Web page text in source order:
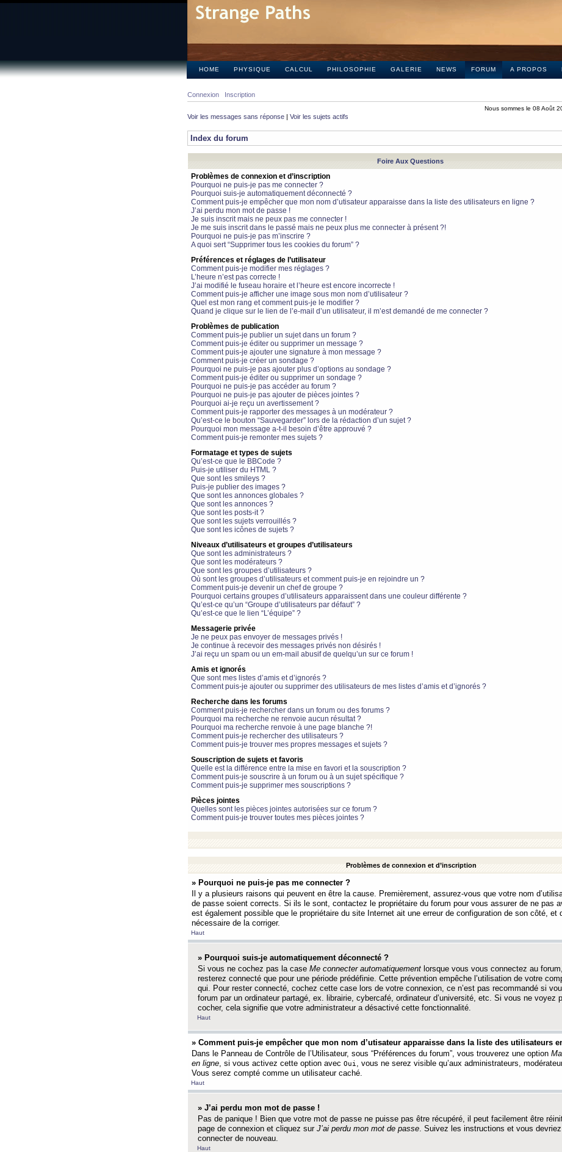
HOME PHYSIQUE CALCUL PHILOSOPHIE GALERIE NEWS FORUM A PROPOS
Connexion Inscription
Nous sommes le 08 Août
Voir les messages sans réponse | Voir les sujets actifs
Index du forum
Foire Aux Questions
Problèmes de connexion et d’inscription
Pourquoi ne puis-je pas me connecter ?
Pourquoi suis-je automatiquement déconnecté ?
Comment puis-je empêcher que mon nom d’utisateur apparaisse dans la liste des utilisateurs en ligne ?
J’ai perdu mon mot de passe !
Je suis inscrit mais ne peux pas me connecter !
Je me suis inscrit dans le passé mais ne peux plus me connecter à présent ?!
Pourquoi ne puis-je pas m’inscrire ?
A quoi sert “Supprimer tous les cookies du forum” ?
Préférences et réglages de l’utilisateur
Comment puis-je modifier mes réglages ?
L’heure n’est pas correcte !
J’ai modifié le fuseau horaire et l’heure est encore incorrecte !
Comment puis-je afficher une image sous mon nom d’utilisateur ?
Quel est mon rang et comment puis-je le modifier ?
Quand je clique sur le lien de l’e-mail d’un utilisateur, il m’est demandé de me connecter ?
Problèmes de publication
Comment puis-je publier un sujet dans un forum ?
Comment puis-je éditer ou supprimer un message ?
Comment puis-je ajouter une signature à mon message ?
Comment puis-je créer un sondage ?
Pourquoi ne puis-je pas ajouter plus d’options au sondage ?
Comment puis-je éditer ou supprimer un sondage ?
Pourquoi ne puis-je pas accéder au forum ?
Pourquoi ne puis-je pas ajouter de pièces jointes ?
Pourquoi ai-je reçu un avertissement ?
Comment puis-je rapporter des messages à un modérateur ?
Qu’est-ce le bouton “Sauvegarder” lors de la rédaction d’un sujet ?
Pourquoi mon message a-t-il besoin d’être approuvé ?
Comment puis-je remonter mes sujets ?
Formatage et types de sujets
Qu’est-ce que le BBCode ?
Puis-je utiliser du HTML ?
Que sont les smileys ?
Puis-je publier des images ?
Que sont les annonces globales ?
Que sont les annonces ?
Que sont les posts-it ?
Que sont les sujets verrouillés ?
Que sont les icônes de sujets ?
Niveaux d’utilisateurs et groupes d’utilisateurs
Que sont les administrateurs ?
Que sont les modérateurs ?
Que sont les groupes d’utilisateurs ?
Où sont les groupes d’utilisateurs et comment puis-je en rejoindre un ?
Comment puis-je devenir un chef de groupe ?
Pourquoi certains groupes d’utilisateurs apparaissent dans une couleur différente ?
Qu’est-ce qu’un “Groupe d’utilisateurs par défaut” ?
Qu’est-ce que le lien “L’équipe” ?
Messagerie privée
Je ne peux pas envoyer de messages privés !
Je continue à recevoir des messages privés non désirés !
J’ai reçu un spam ou un em-mail abusif de quelqu’un sur ce forum !
Amis et ignorés
Que sont mes listes d’amis et d’ignorés ?
Comment puis-je ajouter ou supprimer des utilisateurs de mes listes d’amis et d’ignorés ?
Recherche dans les forums
Comment puis-je rechercher dans un forum ou des forums ?
Pourquoi ma recherche ne renvoie aucun résultat ?
Pourquoi ma recherche renvoie à une page blanche ?!
Comment puis-je rechercher des utilisateurs ?
Comment puis-je trouver mes propres messages et sujets ?
Souscription de sujets et favoris
Quelle est la différence entre la mise en favori et la souscription ?
Comment puis-je souscrire à un forum ou à un sujet spécifique ?
Comment puis-je supprimer mes souscriptions ?
Pièces jointes
Quelles sont les pièces jointes autorisées sur ce forum ?
Comment puis-je trouver toutes mes pièces jointes ?
Problèmes de connexion et d’inscription
» Pourquoi ne puis-je pas me connecter ?
Il y a plusieurs raisons qui peuvent en être la cause. Premièrement, assurez-vous que votre nom
de passe soient corrects. Si ils le sont, contactez le propriétaire du forum pour vous assurer de ne pas
est également possible que le propriétaire du site Internet ait une erreur de configuration de son côté, et
nécessaire de la corriger.
Haut
» Pourquoi suis-je automatiquement déconnecté ?
Si vous ne cochez pas la case Me connecter automatiquement lorsque vous vous connectez au
resterez connecté que pour une période prédéfinie. Cette prévention empêche l’utilisation de votre
qui. Pour rester connecté, cochez cette case lors de votre connexion, ce n’est pas recommandé si
forum par un ordinateur partagé, ex. librairie, cybercafé, ordinateur d’université, etc. Si vous ne voyez
cocher, cela signifie que votre administrateur a désactivé cette fonctionnalité.
Haut
» Comment puis-je empêcher que mon nom d’utisateur apparaisse dans la liste des utilisateurs
Dans le Panneau de Contrôle de l’Utilisateur, sous “Préférences du forum”, vous trouverez une option
en ligne, si vous activez cette option avec Oui , vous ne serez visible qu’aux administrateurs,
Vous serez compté comme un utilisateur caché.
Haut
» J’ai perdu mon mot de passe !
Pas de panique ! Bien que votre mot de passe ne puisse pas être récupéré, il peut facilement être
page de connexion et cliquez sur J’ai perdu mon mot de passe. Suivez les instructions et vous
connecter de nouveau.
Haut